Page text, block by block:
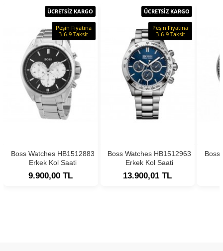
ÜCRETSİZ KARGO
Peşin Fiyatına
3-6-9 Taksit
Boss Watches HB1512883
Erkek Kol Saati
9.900,00 TL
ÜCRETSİZ KARGO
Peşin Fiyatına
3-6-9 Taksit
Boss Watches HB1512963
Erkek Kol Saati
13.900,01 TL
Boss